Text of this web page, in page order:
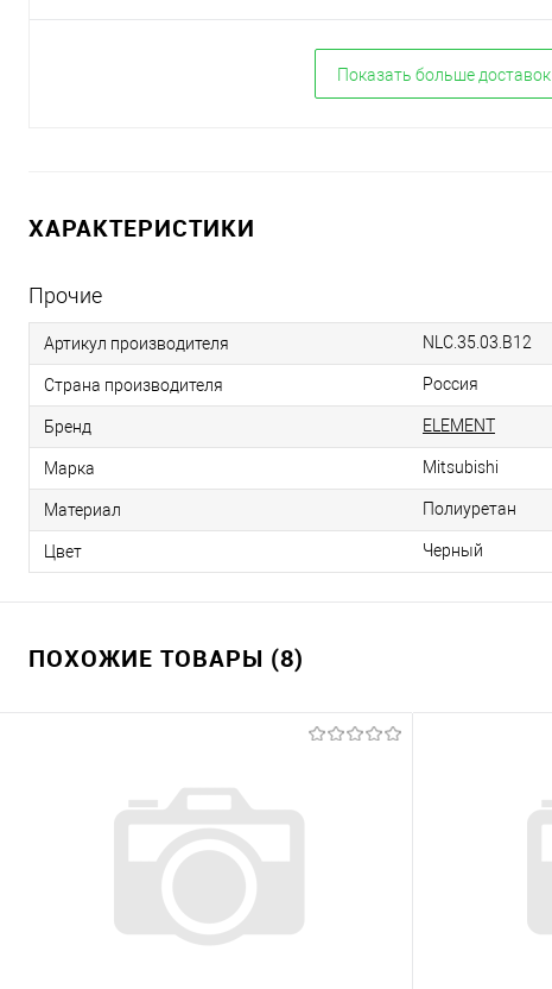
Показать больше доставок
ХАРАКТЕРИСТИКИ
Прочие
Артикул производителя NLC.35.03.B12
Страна производителя Россия
Бренд ELEMENT
Марка Mitsubishi
Материал Полиуретан
Цвет Черный
ПОХОЖИЕ ТОВАРЫ (8)